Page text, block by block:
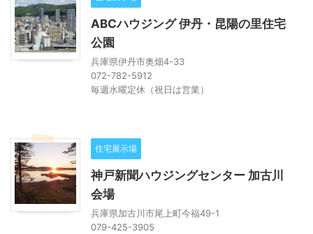
ABCハウジング 伊丹・昆陽の里住宅
公園
兵庫県伊丹市奥畑4-33
072-782-5912
毎週水曜定休（祝日は営業）
住宅展示場
神戸新聞ハウジングセンター 加古川
会場
兵庫県加古川市尾上町今福49-1
079-425-3905